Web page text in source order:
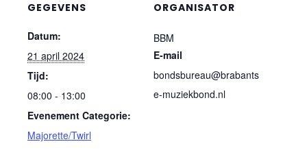
GEGEVENS
Datum:
21 april 2024
Tijd:
08:00 - 13:00
Evenement Categorie:
Majorette/Twirl
ORGANISATOR
BBM
E-mail
bondsbureau@brabants
e-muziekbond.nl